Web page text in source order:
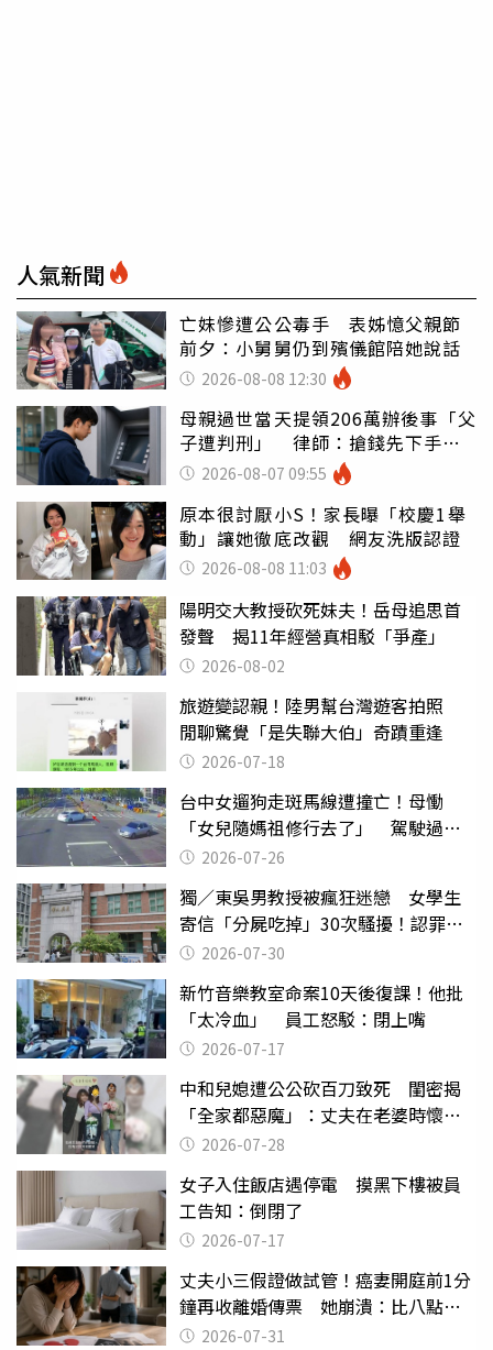
人氣新聞
亡妹慘遭公公毒手 表姊憶父親節
前夕：小舅舅仍到殯儀館陪她說話
2026-08-08 12:30
母親過世當天提領206萬辦後事「父
子遭判刑」 律師：搶錢先下手是
罪 2026-08-07 09:55
原本很討厭小S！家長曝「校慶1舉
動」讓她徹底改觀 網友洗版認證
2026-08-08 11:03
陽明交大教授砍死妹夫！岳母追思首
發聲 揭11年經營真相駁「爭產」
2026-08-02
旅遊變認親！陸男幫台灣遊客拍照
閒聊驚覺「是失聯大伯」奇蹟重逢
2026-07-18
台中女遛狗走斑馬線遭撞亡！母慟
「女兒隨媽祖修行去了」 駕駛過失
致死判9月
2026-07-26
獨／東吳男教授被瘋狂迷戀 女學生
寄信「分屍吃掉」30次騷擾！認罪免
關 2026-07-30
新竹音樂教室命案10天後復課！他批
「太冷血」 員工怒駁：閉上嘴
2026-07-17
中和兒媳遭公公砍百刀致死 閨密揭
「全家都惡魔」：丈夫在老婆時懷孕
摔東西
2026-07-28
女子入住飯店遇停電 摸黑下樓被員
工告知：倒閉了
2026-07-17
丈夫小三假證做試管！癌妻開庭前1分
鐘再收離婚傳票 她崩潰：比八點檔
還扯2026-07-31